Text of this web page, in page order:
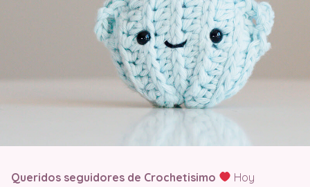
Queridos seguidores de Crochetisimo
Hoy